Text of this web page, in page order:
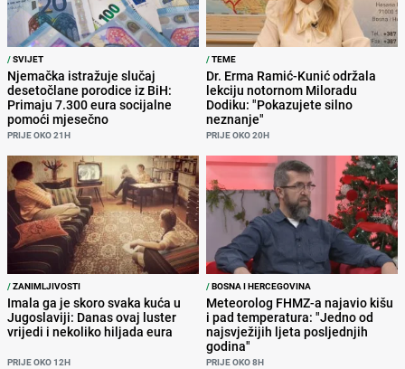
/SVIJET
Njemačka istražuje slučaj
desetočlane porodice iz BiH:
Primaju 7.300 eura socijalne
pomoći mjesečno
PRIJE OKO 21H
/TEME
Dr. Erma Ramić-Kunić održala
lekciju notornom Miloradu
Dodiku: "Pokazujete silno
neznanje"
PRIJE OKO 20H
/ZANIMLJIVOSTI
Imala ga je skoro svaka kuća u
Jugoslaviji: Danas ovaj luster
vrijedi i nekoliko hiljada eura
PRIJE OKO 12H
/BOSNA I HERCEGOVINA
Meteorolog FHMZ-a najavio kišu
i pad temperatura: "Jedno od
najsvježijih ljeta posljednjih
godina"
PRIJE OKO 8H